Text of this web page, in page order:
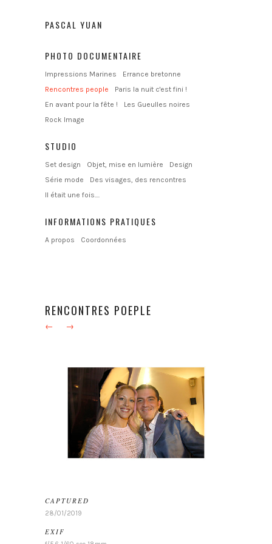
PASCAL YUAN
PHOTO DOCUMENTAIRE
Impressions Marines
Errance bretonne
Rencontres people
Paris la nuit c'est fini !
En avant pour la fête !
Les Gueulles noires
Rock Image
STUDIO
Set design Objet, mise en lumière
Design
Série mode
Des visages, des rencontres
Il était une fois....
INFORMATIONS PRATIQUES
A propos Coordonnées
RENCONTRES POEPLE
← →
CAPTURED
28/01/2019
EXIF